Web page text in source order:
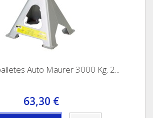
Auto Maurer 3000 Kg. 2...
63,30 €